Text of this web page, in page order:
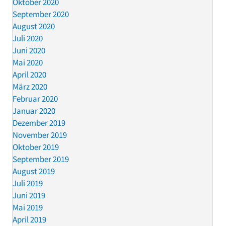
September 2020
August 2020
Juli 2020
Juni 2020
Mai 2020
April 2020
März 2020
Februar 2020
Januar 2020
Dezember 2019
November 2019
Oktober 2019
September 2019
August 2019
Juli 2019
Juni 2019
Mai 2019
April 2019